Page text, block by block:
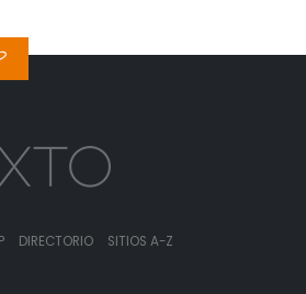
DIRECTORIO SITIOS A-Z